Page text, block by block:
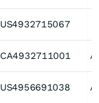
US4932715067
CA4932711001
US4956691038